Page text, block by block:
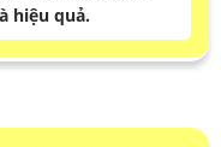
hiệu quả.